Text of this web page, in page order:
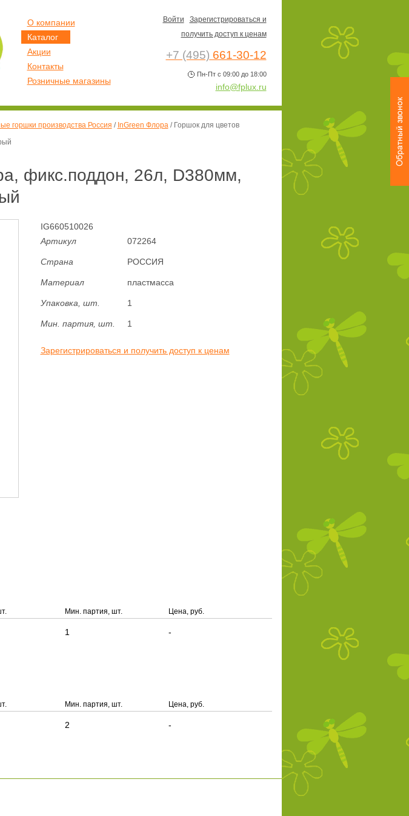
горшки производства Россия / InGreen Флора/ Горшок для цветов
фикс.поддон, 26л, D380мм,
IG660510026
Артикул
072264
Страна РОССИЯ
Материал пластмасса
Упаковка, шт. 1
Мин. партия, шт. 1
Зарегистрироваться и получить доступ к ценам
Мин. партия, шт. Цена, руб.
1 -
Мин. партия, шт. Цена, руб.
2 -
О компании
Каталог
Акции
Контакты
Розничные магазины
Войти
Зарегистрироваться и
получить доступ к ценам
+7 (495) 661-30-12
Пн-Пт с 09:00 до 18:00
info@fplux.ru